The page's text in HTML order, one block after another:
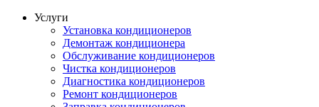
Услуги
Установка кондиционеров
Демонтаж кондиционера
Обслуживание кондиционеров
Чистка кондиционеров
Диагностика кондиционеров
Ремонт кондиционеров